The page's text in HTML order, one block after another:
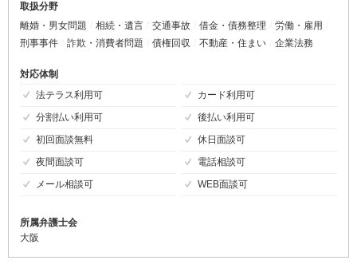
取扱分野
離婚・男女問題
相続・遺言 交通事故 借金・債務整理
労働・雇用
刑事事件
詐欺・消費者問題 債権回収 不動産・住まい 企業法務
対応体制
法テラス利用可
カード利用可
分割払い利用可
後払い利用可
初回面談無料
休日面談可
夜間面談可
電話相談可
メール相談可
WEB面談可
所属弁護士会
大阪